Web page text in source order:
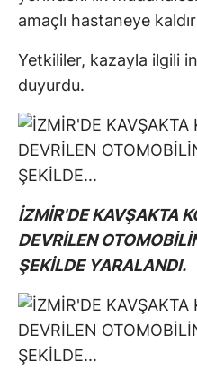
amaçlı hastaneye
Yetkililer, kazayla ilgili
duyurdu.
İZMİR'DE KAVŞAKTA
DEVRİLEN
ŞEKİLDE YARALANDI.